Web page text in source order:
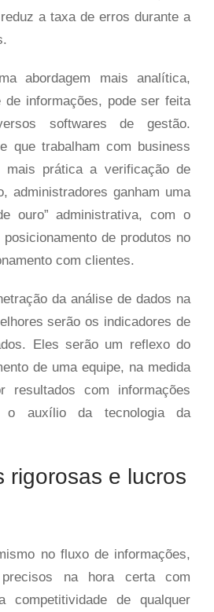
a taxa de erros durante a
abordagem mais analítica,
de informações, pode ser feita
softwares de gestão.
que trabalham com business
mais prática a verificação de
administradores ganham uma
ouro” administrativa, com o
de produtos no
com clientes.
da análise de dados na
serão os indicadores de
Eles serão um reflexo do
de uma equipe, na medida
resultados com informações
o auxílio da tecnologia da
rigorosas e lucros
no fluxo de informações,
na hora certa com
competitividade de qualquer